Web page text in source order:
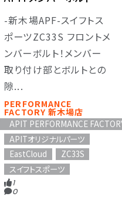
-新木場APF-スイフトス
ポーツZC33S フロントメ
ンバーボルト！メンバー
取り付け部とボルトとの
隙...
PERFORMANCE
FACTORY 新木場店
APIT PERFORMANCE
APITオリジナルパーツ
EastCloud
ZC33S
スイフトスポーツ
1
0